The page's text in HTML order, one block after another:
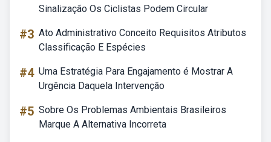
Sinalização Os Ciclistas Podem Circular
#3 Ato Administrativo Conceito Requisitos Atributos
Classificação E Espécies
#4 Uma Estratégia Para Engajamento é Mostrar A
Urgência Daquela Intervenção
#5 Sobre Os Problemas Ambientais Brasileiros
Marque A Alternativa Incorreta